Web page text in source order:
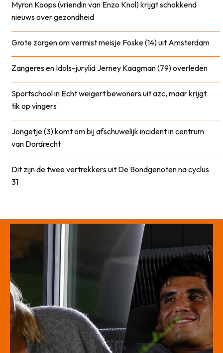
Myron Koops (vriendin van Enzo Knol) krijgt schokkend
nieuws over gezondheid
Grote zorgen om vermist meisje Foske (14) uit Amsterdam
Zangeres en Idols-jurylid Jerney Kaagman (79) overleden
Sportschool in Echt weigert bewoners uit azc, maar krijgt
tik op vingers
Jongetje (3) komt om bij afschuwelijk incident in centrum
van Dordrecht
Dit zijn de twee vertrekkers uit De Bondgenoten na cyclus
31